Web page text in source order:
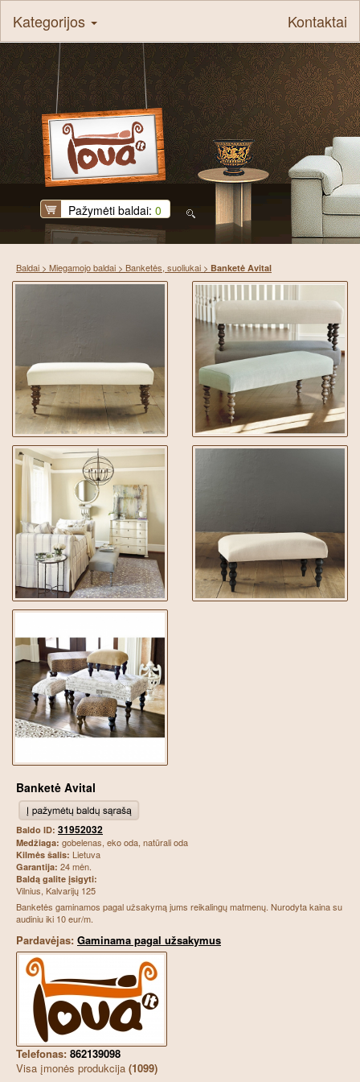
Kategorijos Kontaktai
Pažymėti baldai: 0
Baldai > Miegamojo baldai > Banketės, suoliukai > Banketė Avital
Banketė Avital
Baldo ID: 31952032
Medžiaga: gobelenas, eko oda, natūrali oda
Kilmės šalis: Lietuva
Garantija: 24 mėn.
Baldą galite įsigyti:
Vilnius, Kalvarijų 125
Banketės gaminamos pagal užsakymą jums reikalingų matmenų. Nurodyta kaina su
audiniu iki 10 eur/m.
Pardavėjas: Gaminama pagal užsakymus
Telefonas: 862139098
Visa įmonės produkcija (1099)